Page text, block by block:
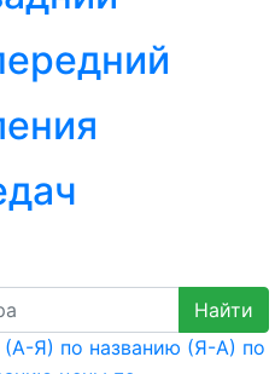
(А-Я) по названию (Я-А) по